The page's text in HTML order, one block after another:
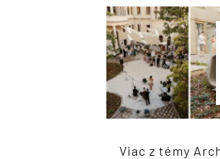
Viac z témy